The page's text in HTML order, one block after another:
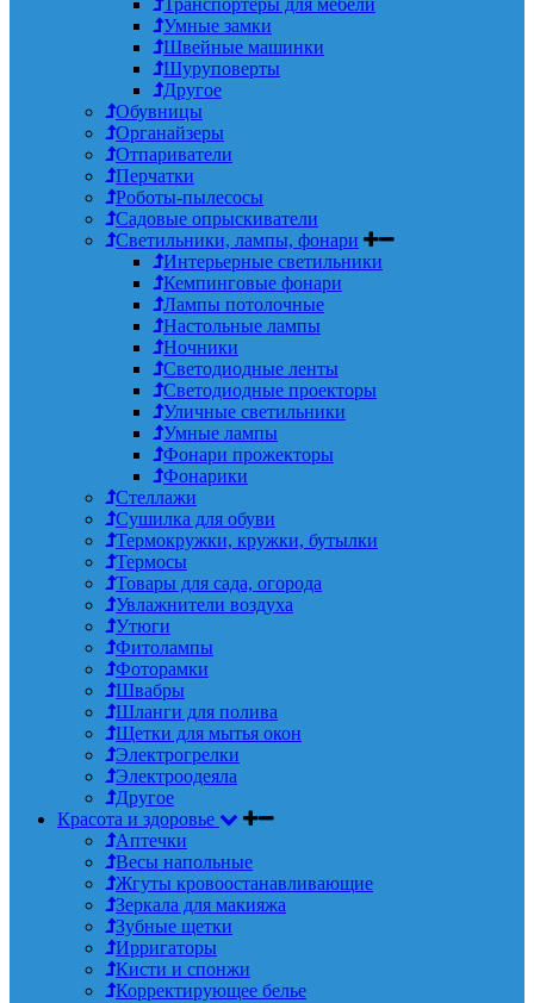
Умные замки
Швейные машинки
Шуруповерты
Другое
Обувницы
Органайзеры
Отпариватели
Перчатки
Роботы-пылесосы
Садовые опрыскиватели
Светильники, лампы, фонари
Интерьерные светильники
Кемпинговые фонари
Лампы потолочные
Настольные лампы
Ночники
Светодиодные ленты
Светодиодные проекторы
Уличные светильники
Умные лампы
Фонари прожекторы
Фонарики
Стеллажи
Сушилка для обуви
Термокружки, кружки, бутылки
Термосы
Товары для сада, огорода
Увлажнители воздуха
Утюги
Фитолампы
Фоторамки
Швабры
Шланги для полива
Щетки для мытья окон
Электрогрелки
Электроодеяла
Другое
Красота и здоровье
Аптечки
Весы напольные
Жгуты кровоостанавливающие
Зеркала для макияжа
Зубные щетки
Ирригаторы
Кисти и спонжи
Корректирующее белье